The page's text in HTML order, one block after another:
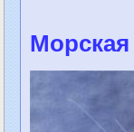
Морская